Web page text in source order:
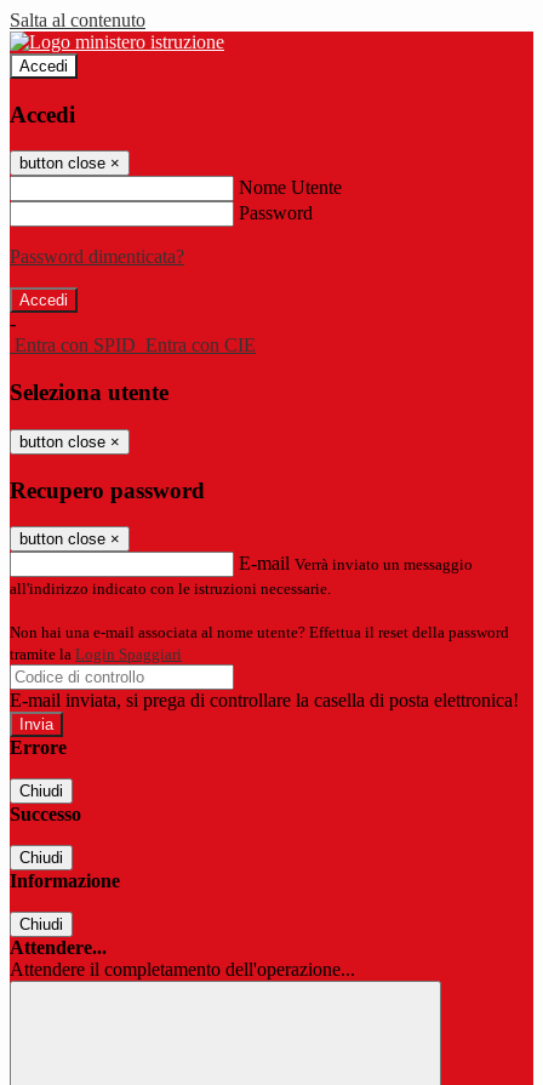
Salta al contenuto
Accedi
Accedi
button close ×
Nome Utente
Password
Password dimenticata?
-
Entra con SPID Entra con CIE
Seleziona utente
button close ×
Recupero password
button close ×
E-mail Verrà inviato un messaggio
all'indirizzo indicato con le istruzioni necessarie.
Non hai una e-mail associata al nome utente? Effettua il reset della password
tramite la Login Spaggiari
E-mail inviata, si prega di controllare la casella di posta elettronica!
Errore
Chiudi
Successo
Chiudi
Informazione
Chiudi
Attendere...
Attendere il completamento dell'operazione...